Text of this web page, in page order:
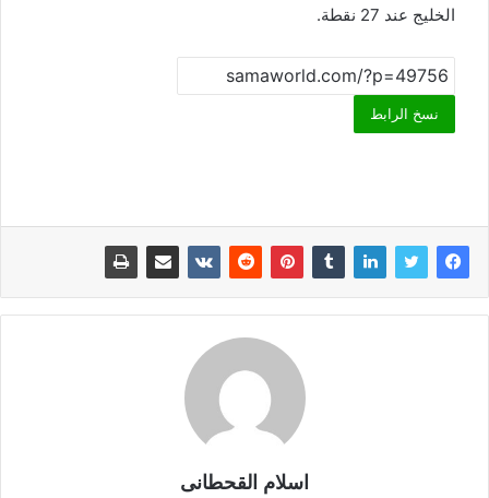
الخليج عند 27 نقطة.
نسخ الرابط
اسلام القحطانى